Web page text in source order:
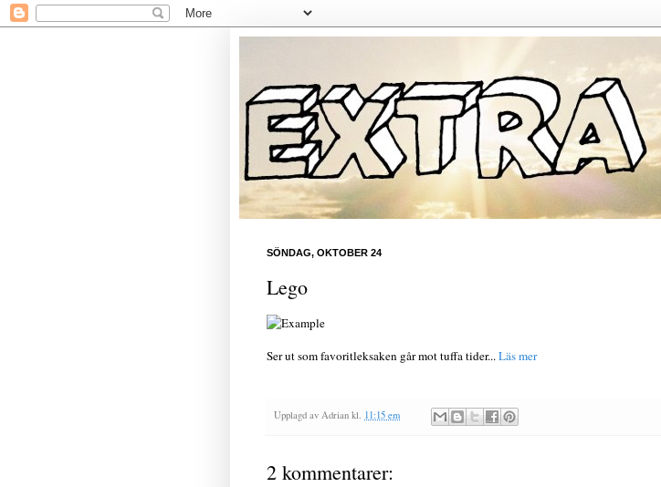
SÖNDAG, OKTOBER 24
Lego
Ser ut som favoritleksaken går mot tuffa tider...Läs mer
Upplagd av Adrian kl. 11:15 em
2 kommentarer: